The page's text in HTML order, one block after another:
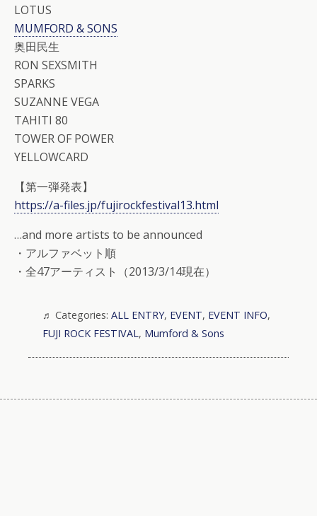
LOTUS
MUMFORD & SONS
奥田民生
RON SEXSMITH
SPARKS
SUZANNE VEGA
TAHITI 80
TOWER OF POWER
YELLOWCARD
【第一弾発表】
https://a-files.jp/fujirockfestival13.html
…and more artists to be announced
・アルファベット順
・全47アーティスト（2013/3/14現在）
Categories: ALL ENTRY, EVENT, EVENT INFO,
FUJI ROCK FESTIVAL, Mumford & Sons